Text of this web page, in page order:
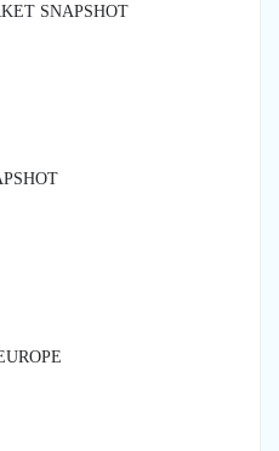
SNAPSHOT